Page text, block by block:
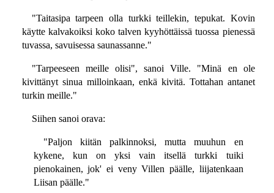
"Taitasipa tarpeen olla turkki teillekin, tepukat. Kovin
käytte kalvakoiksi koko talven kyyhöttäissä tuossa pienessä
tuvassa, savuisessa saunassanne."
"Tarpeeseen meille olisi", sanoi Ville. "Minä en ole
kivittänyt sinua milloinkaan, enkä kivitä. Tottahan antanet
turkin meille."
Siihen sanoi orava:
"Paljon kiitän palkinnoksi, mutta muuhun en
kykene, kun on yksi vain itsellä turkki tuiki
pienokainen, jok' ei veny Villen päälle, liijatenkaan
Liisan päälle."